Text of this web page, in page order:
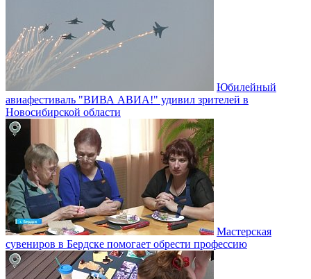
Юбилейный
авиафестиваль "ВИВА АВИА!" удивил зрителей в
Новосибирской области
Мастерская
сувениров в Бердске помогает обрести профессию